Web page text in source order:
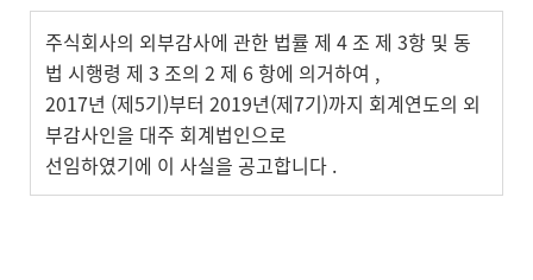
주식회사의 외부감사에 관한 법률 제 4 조 제 3항 및 동
법 시행령 제 3 조의 2 제 6 항에 의거하여 ,
2017년 (제5기)부터 2019년(제7기)까지 회계연도의 외
부감사인을 대주 회계법인으로
선임하였기에 이 사실을 공고합니다 .